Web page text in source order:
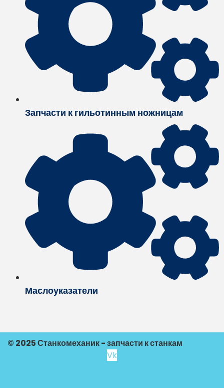
Запчасти к гильотинным ножницам
Маслоуказатели
© 2025 Станкомеханик - запчасти к станкам
Vk